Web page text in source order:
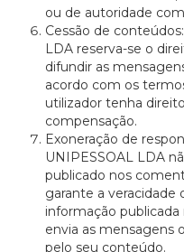
ou de autoridade
Cessão de
LDA reserva-se o
difundir as
acordo com os
utilizador tenha
compensação.
Exoneração de
UNIPESSOAL LDA
publicado nos
garante a veracidade
informação
envia as mensagens
pelo seu conteúdo.